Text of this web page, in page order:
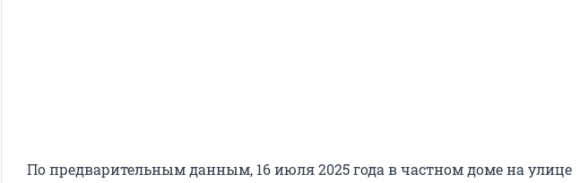
По предварительным данным, 16 июля 2025 года в частном доме на улице